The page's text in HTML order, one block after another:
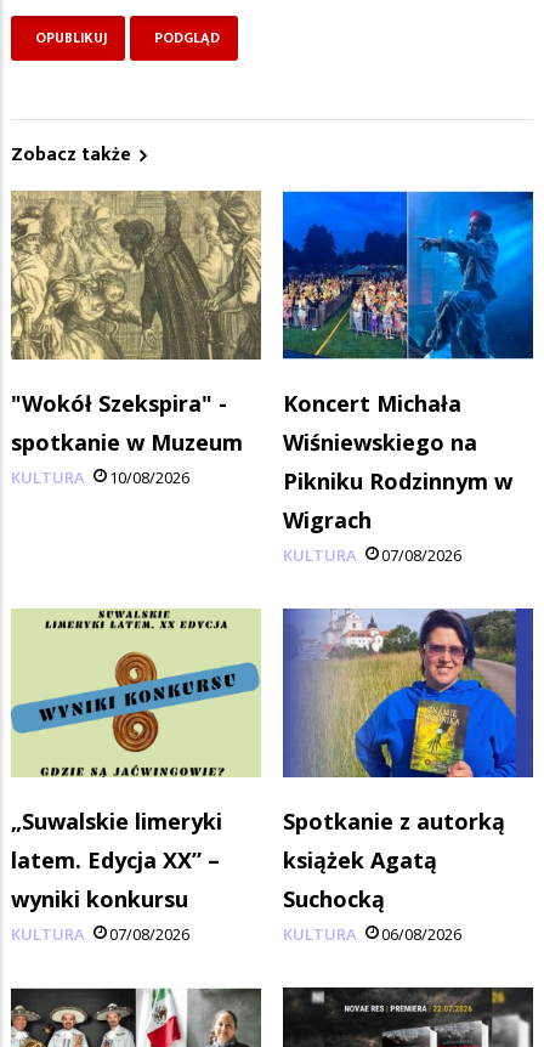
Zobacz także
"Wokół Szekspira" -
spotkanie w Muzeum
KULTURA 10/08/2026
Koncert Michała
Wiśniewskiego na
Pikniku Rodzinnym w
Wigrach
KULTURA 07/08/2026
„Suwalskie limeryki
latem. Edycja XX” –
wyniki konkursu
KULTURA 07/08/2026
Spotkanie z autorką
książek Agatą
Suchocką
KULTURA 06/08/2026